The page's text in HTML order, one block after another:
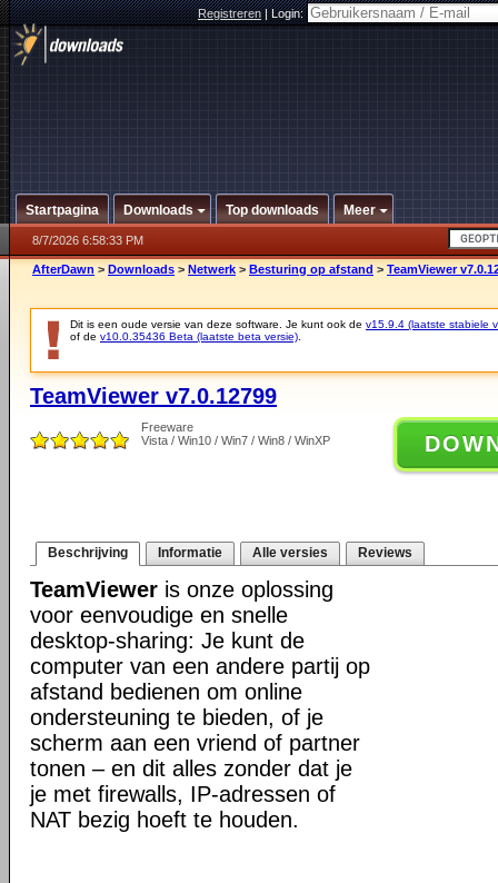
Registreren|Login:
Startpagina Downloads Top downloads Meer
8/7/2026 6:58:33 PM
AfterDawn > Downloads > Netwerk > Besturing op afstand > TeamViewer
Dit is een oude versie van deze software. Je kunt ook de v15.9.4 (laatste stabiele
of de v10.0.35436 Beta (laatste beta versie)
TeamViewer v7.0.12799
Freeware
Vista / Win10 / Win7 / Win8 / WinXP
Beschrijving Informatie Alle versies Reviews
TeamViewer is onze oplossing
voor eenvoudige en snelle
desktop-sharing: Je kunt de
computer van een andere partij op
afstand bedienen om online
ondersteuning te bieden, of je
scherm aan een vriend of partner
tonen – en dit alles zonder dat je
je met firewalls, IP-adressen of
NAT bezig hoeft te houden.